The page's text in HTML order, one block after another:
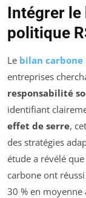
Intégrer le
politique
Le bilan carbone
entreprises
responsabilité
identifiant
effet de serre,
des stratégies
étude a révélé
carbone ont
30 % en moyenne